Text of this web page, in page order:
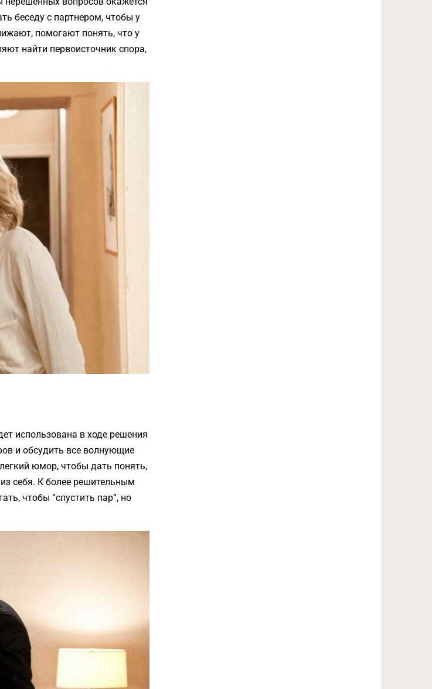
беседу с партнером, чтобы у
помогают понять, что у
найти первоисточник спора,
использована в ходе решения
и обсудить все волнующие
юмор, чтобы дать понять,
себя. К более решительным
чтобы “спустить пар”, но